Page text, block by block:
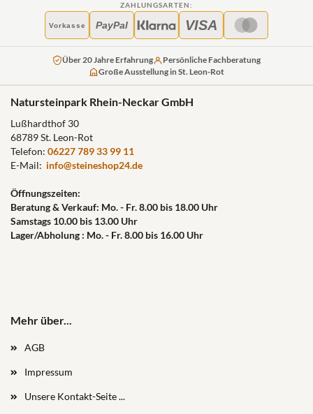
ZAHLUNGSARTEN:
Vorkasse PayPal VISA
Über 20 Jahre Erfahrung
Persönliche Fachberatung
Große Ausstellung in St. Leon-Rot
Natursteinpark Rhein-Neckar GmbH
Lußhardthof 30
68789 St. Leon-Rot
Telefon: 06227 789 33 99 11
E-Mail: info@steineshop24.de
Öffnungszeiten:
Beratung & Verkauf: Mo. - Fr. 8.00 bis 18.00 Uhr
Samstags 10.00 bis 13.00 Uhr
Lager/Abholung : Mo. - Fr. 8.00 bis 16.00 Uhr
Mehr über...
AGB
Impressum
Unsere Kontakt-Seite ...